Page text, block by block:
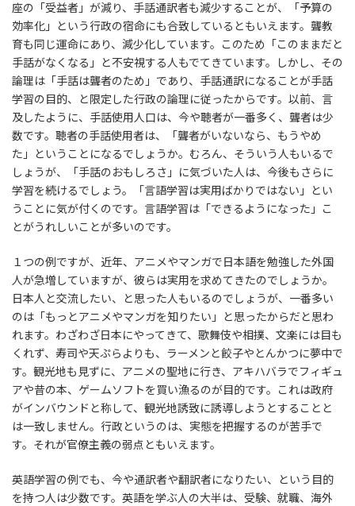
座の「受益者」が減り、手話通訳者も減少することが、「予算の
効率化」という行政の宿命にも合致しているともいえます。聾教
育も同じ運命にあり、減少化しています。このため「このままだと
手話がなくなる」と不安視する人もでてきています。しかし、その
論理は「手話は聾者のため」であり、手話通訳になることが手話
学習の目的、と限定した行政の論理に従ったからです。以前、言
及したように、手話使用人口は、今や聴者が一番多く、聾者は少
数です。聴者の手話使用者は、「聾者がいないなら、もうやめ
た」ということになるでしょうか。むろん、そういう人もいるで
しょうが、「手話のおもしろさ」に気づいた人は、今後もさらに
学習を続けるでしょう。「言語学習は実用ばかりではない」とい
うことに気が付くのです。言語学習は「できるようになった」こ
とがうれしいことが多いのです。
１つの例ですが、近年、アニメやマンガで日本語を勉強した外国
人が急増していますが、彼らは実用を求めてきたのでしょうか。
日本人と交流したい、と思った人もいるのでしょうが、一番多い
のは「もっとアニメやマンガを知りたい」と思ったからだと思わ
れます。わざわざ日本にやってきて、歌舞伎や相撲、文楽には目も
くれず、寿司や天ぷらよりも、ラーメンと餃子やとんかつに夢中で
す。観光地も見ずに、アニメの聖地に行き、アキハバラでフィギュ
アや昔の本、ゲームソフトを買い漁るのが目的です。これは政府
がインバウンドと称して、観光地誘致に誘導しようとすることと
は一致しません。行政というのは、実態を把握するのが苦手で
す。それが官僚主義の弱点ともいえます。
英語学習の例でも、今や通訳者や翻訳者になりたい、という目的
を持つ人は少数です。英語を学ぶ人の大半は、受験、就職、海外